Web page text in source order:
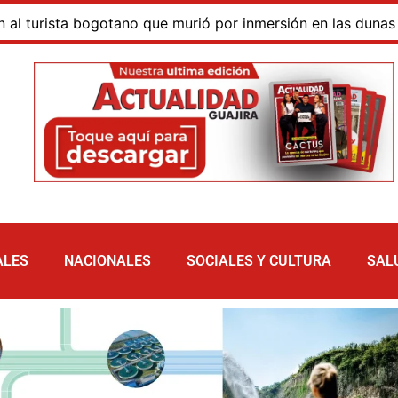
por inmersión en las dunas de Taroa; su cuerpo
NACIONALES SOCIALES Y CULTURA